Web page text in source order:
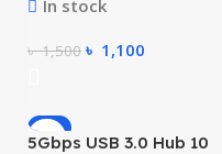
In stock
৳1,500 ৳ 1,100
-8%
5Gbps USB 3.0 Hub 10